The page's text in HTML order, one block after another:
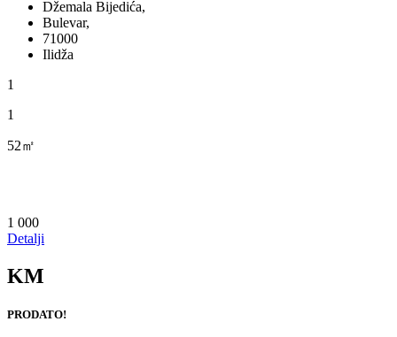
Džemala Bijedića,
Bulevar,
71000
Ilidža
1
1
52㎡
1 000
Detalji
KM
PRODATO!